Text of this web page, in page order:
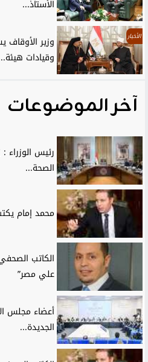
الأستاذ...
الأخبار
وزير الأوقاف
وقيادات
آخر الموضوعات
رئيس الوزراء
الصحة...
محمد إمام
الكاتب
علي مصر”
أعضاء مجلس
الجديدة...